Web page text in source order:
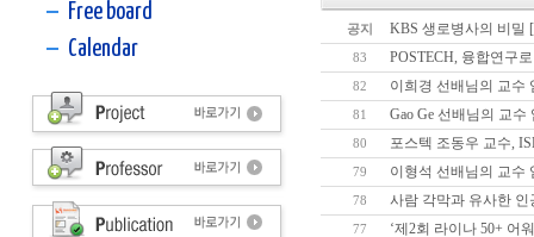
Free board
Calendar
공지 KBS 생로병사의 비밀
83 POSTECH, 융합연구
82 이희경 선배님의 교수
81 Gao Ge 선배님의 교
80 포스텍 조동우 교수,
79 이형석 선배님의 교수
78 사람 각막과 유사한
77 ‘제2회 라이나 50+ 어